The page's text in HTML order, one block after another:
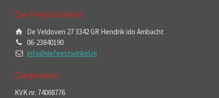
De Feestwinkel
De Veldoven 27 3342 GR Hendrik ido Ambacht
06-23840190
info@defeestwinkel.nl
Gegevens
KVK nr. 74068776